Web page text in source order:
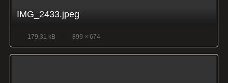
IMG_2433.jpeg
179,31 kB 899 × 674